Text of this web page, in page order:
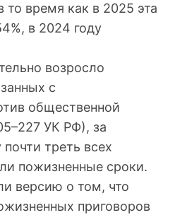
то время как в 2025 эта
в 2024 году
возросло
с
общественной
УК РФ), за
треть всех
пожизненные сроки.
версию о том, что
приговоров